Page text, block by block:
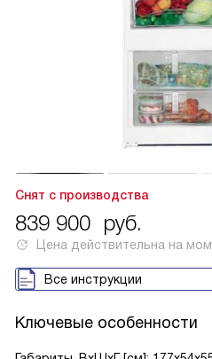
Снят с производства
839 900 руб.
Цена действительна на
Все инструкции
Ключевые особенности